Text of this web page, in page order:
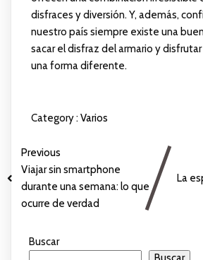
disfraces y diversión. Y, además,
nuestro país siempre existe una
sacar el disfraz del armario y
una forma diferente.
Category : Varios
Previous
Viajar sin smartphone
durante una semana: lo que
ocurre de verdad
La
Buscar